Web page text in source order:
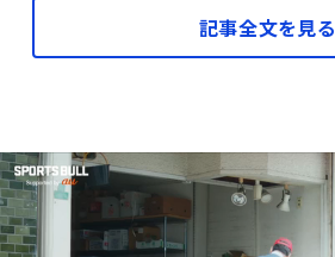
記事全文を見る